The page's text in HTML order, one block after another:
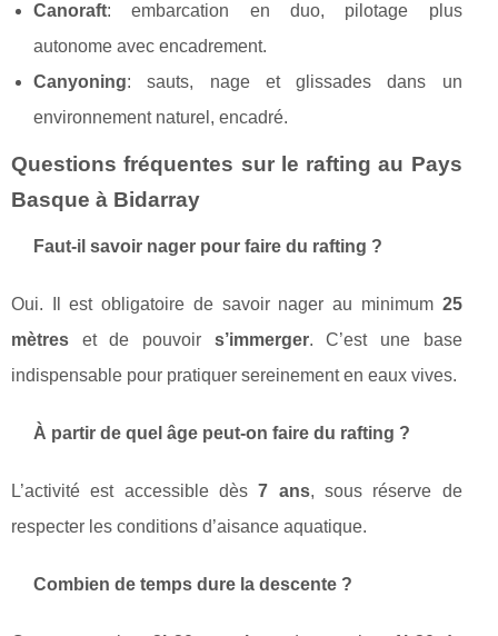
Canoraft: embarcation en duo, pilotage plus
autonome avec encadrement.
Canyoning: sauts, nage et glissades dans un
environnement naturel, encadré.
Questions fréquentes sur le rafting au Pays
Basque à Bidarray
Faut-il savoir nager pour faire du rafting ?
Oui. Il est obligatoire de savoir nager au minimum 25
mètres et de pouvoir s’immerger. C’est une base
indispensable pour pratiquer sereinement en eaux vives.
À partir de quel âge peut-on faire du rafting ?
L’activité est accessible dès7 ans, sous réserve de
respecter les conditions d’aisance aquatique.
Combien de temps dure la descente ?